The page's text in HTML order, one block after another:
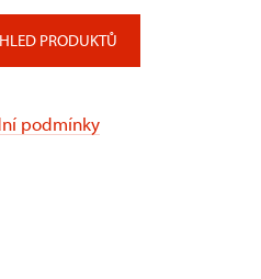
PRODUKTŮ
podmínky